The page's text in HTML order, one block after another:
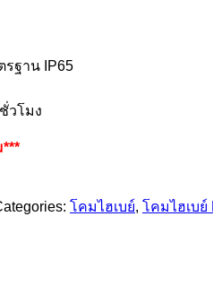
ฐาน IP65
วโมง
โคมไฮเบย์, โคมไฮเบย์